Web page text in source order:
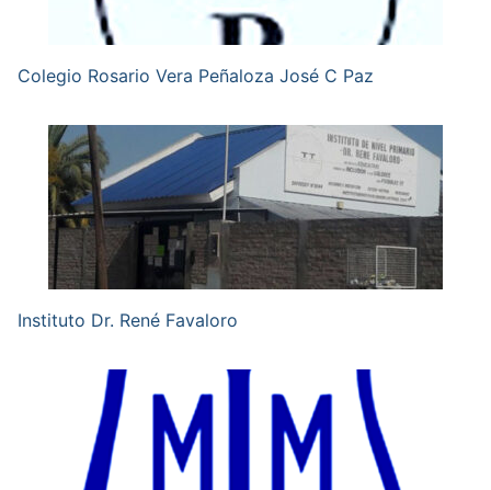
Colegio Rosario Vera Peñaloza José C Paz
Instituto Dr. René Favaloro